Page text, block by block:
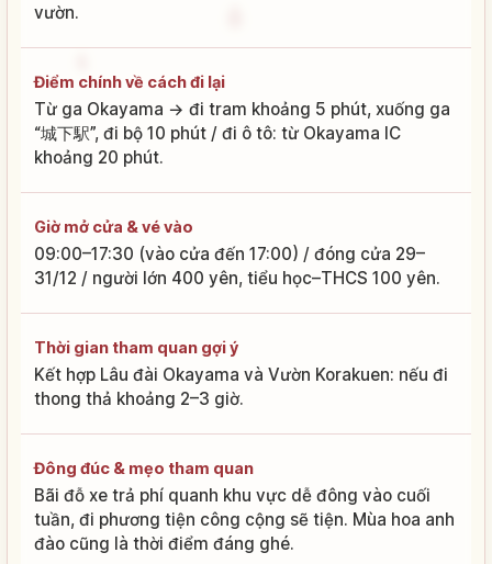
vườn.
Điểm chính về cách đi lại
Từ ga Okayama → đi tram khoảng 5 phút, xuống ga
“城下駅”, đi bộ 10 phút / đi ô tô: từ Okayama IC
khoảng 20 phút.
Giờ mở cửa & vé vào
09:00–17:30 (vào cửa đến 17:00) / đóng cửa 29–
31/12 / người lớn 400 yên, tiểu học–THCS 100 yên.
Thời gian tham quan gợi ý
Kết hợp Lâu đài Okayama và Vườn Korakuen: nếu đi
thong thả khoảng 2–3 giờ.
Đông đúc & mẹo tham quan
Bãi đỗ xe trả phí quanh khu vực dễ đông vào cuối
tuần, đi phương tiện công cộng sẽ tiện. Mùa hoa anh
đào cũng là thời điểm đáng ghé.